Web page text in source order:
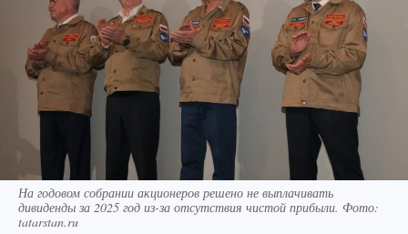
На годовом собрании акционеров решено не выплачивать
дивиденды за 2025 год из-за отсутствия чистой прибыли. Фото:
tatarstan.ru